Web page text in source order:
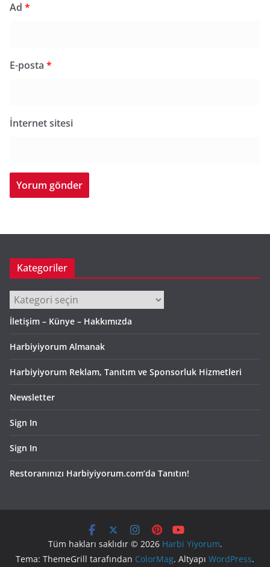
Ad *
E-posta *
İnternet sitesi
Kategoriler
Kategoriler
İletişim – Künye – Hakkımızda
Harbiyiyorum Almanak
Harbiyiyorum Reklam, Tanıtım ve Sponsorluk Hizmetleri
Newsletter
Sign In
Sign In
Restoranınızı Harbiyiyorum.com’da Tanıtın!
Tüm hakları saklıdır © 2026 Harbi Yiyorum.
Tema: ThemeGrill tarafından ColorMag. Altyapı WordPress.